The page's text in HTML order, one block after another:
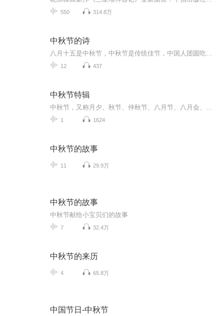
550 314.8万
中秋节的诗
12 437
中秋节特辑
1 1624
中秋节的故事
11 29.9万
中秋节的故事
中秋节献给小宝贝们的故事
7 32.4万
中秋节的来历
4 65.8万
中国节日-中秋节